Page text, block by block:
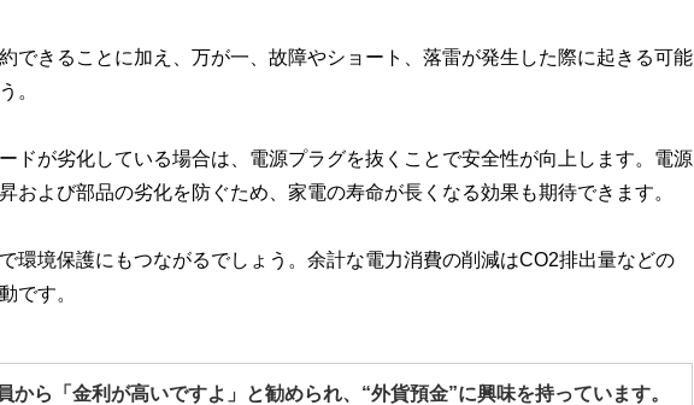
できることに加え、万が一、故障やショート、落雷が発生した際に起きる可能
。
ドが劣化している場合は、電源プラグを抜くことで安全性が向上します。電源
および部品の劣化を防ぐため、家電の寿命が長くなる効果も期待できます。
環境保護にもつながるでしょう。余計な電力消費の削減はCO2排出量などの
です。
から「金利が高いですよ」と勧められ、“外貨預金”に興味を持っています。